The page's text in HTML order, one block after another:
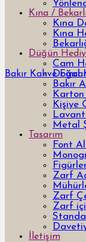
Kına /
Kına
Kına
Düğün
Cam
Doğal
Bakır
Kişiye
Metal
Tasarım
Font
Zarf
Zarf
Zarf
İletişim
Bakır Kahve